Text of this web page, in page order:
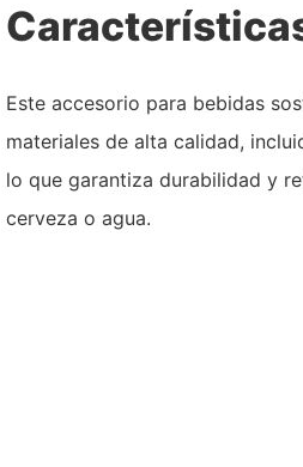
Este accesorio para bebidas
materiales de alta calidad,
lo que garantiza durabilidad y
cerveza o agua.